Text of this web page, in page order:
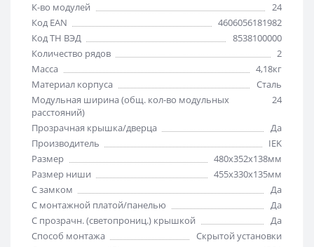
К-во модулей
24
Код EAN
4606056181982
Код ТН ВЭД
8538100000
Количество рядов
2
Масса
4,18кг
Материал корпуса
Сталь
Модульная ширина (общ. кол-во модульных
расстояний)
24
Прозрачная крышка/дверца
Да
Производитель
IEK
Размер
480х352х138мм
Размер ниши
455х330х135мм
С замком
Да
С монтажной платой/панелью
Да
С прозрачн. (светопрониц.) крышкой
Да
Способ монтажа
Скрытой установки